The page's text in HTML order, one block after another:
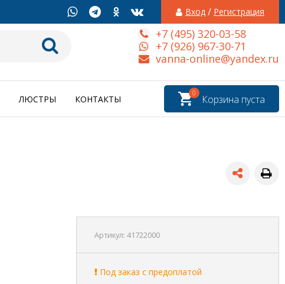
Вход / Регистрация
+7 (495) 320-03-58
+7 (926) 967-30-71
vanna-online@yandex.ru
Корзина пуста
0
ЛЮСТРЫ КОНТАКТЫ
Артикул: 41722000
Под заказ с предоплатой